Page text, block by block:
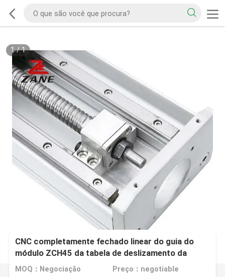
1/1
CNC completamente fechado linear do guia do
módulo ZCH45 da tabela de deslizamento da
movimentação do parafuso da precisão
MOQ：Negociação Preço：negotiable